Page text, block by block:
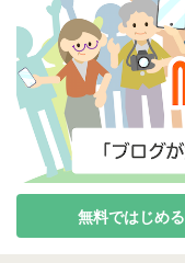
無料ではじめる